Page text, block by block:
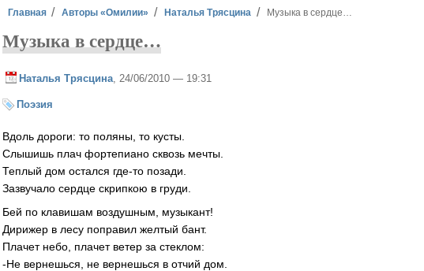
Вы здесь
Главная Авторы «Омилии» Наталья Трясцина Музыка в сердце…
Музыка в сердце…
Наталья Трясцина , 24/06/2010 — 19:31
Поэзия
Вдоль дороги: то поляны, то кусты.
Слышишь плач фортепиано сквозь мечты.
Теплый дом остался где-то позади.
Зазвучало сердце скрипкою в груди.
Бей по клавишам воздушным, музыкант!
Дирижер в лесу поправил желтый бант.
Плачет небо, плачет ветер за стеклом:
-Не вернешься, не вернешься в отчий дом.